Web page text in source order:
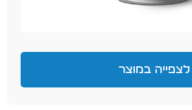
לצפייה במוצר